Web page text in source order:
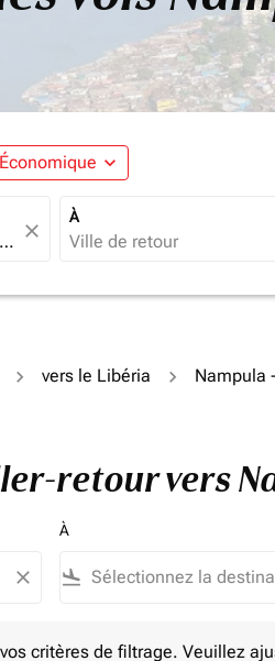
expand_more
close
À
vers le Libéria Nampula
retour vers
close
À
flight_land
critères de filtrage. Veuillez